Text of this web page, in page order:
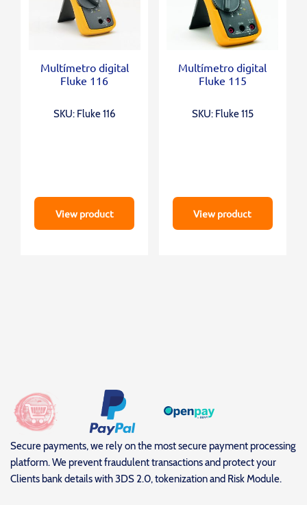
Multímetro digital
Fluke 116
SKU: Fluke 116
View product
Multímetro digital
Fluke 115
SKU: Fluke 115
View product
Secure payments, we rely on the most secure payment processing
platform. We prevent fraudulent transactions and protect your
Clients bank details with 3DS 2.0, tokenization and Risk Module.